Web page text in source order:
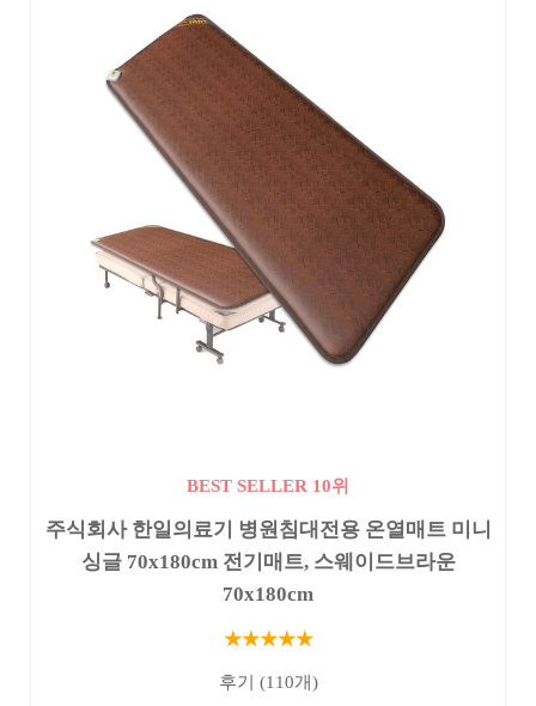
BEST SELLER 10위
주식회사 한일의료기 병원침대전용 온열매트 미니
싱글 70x180cm 전기매트, 스웨이드브라운
70x180cm
★★★★★
후기 (110개)